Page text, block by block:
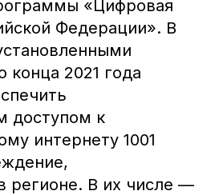
«Цифровая
Федерации». В
конца 2021 года
доступом к
интернету 1001
регионе. В их числе —